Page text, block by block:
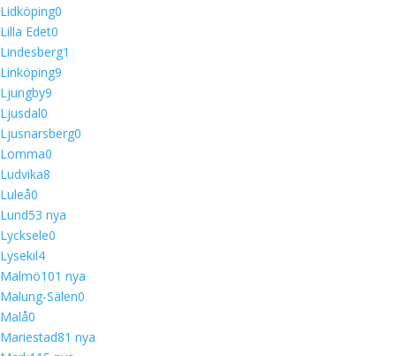
Lidköping0
Lilla Edet0
Lindesberg1
Linköping9
Ljungby9
Ljusdal0
Ljusnarsberg0
Lomma0
Ludvika8
Luleå0
Lund53 nya
Lycksele0
Lysekil4
Malmö101 nya
Malung-Sälen0
Malå0
Mariestad81 nya